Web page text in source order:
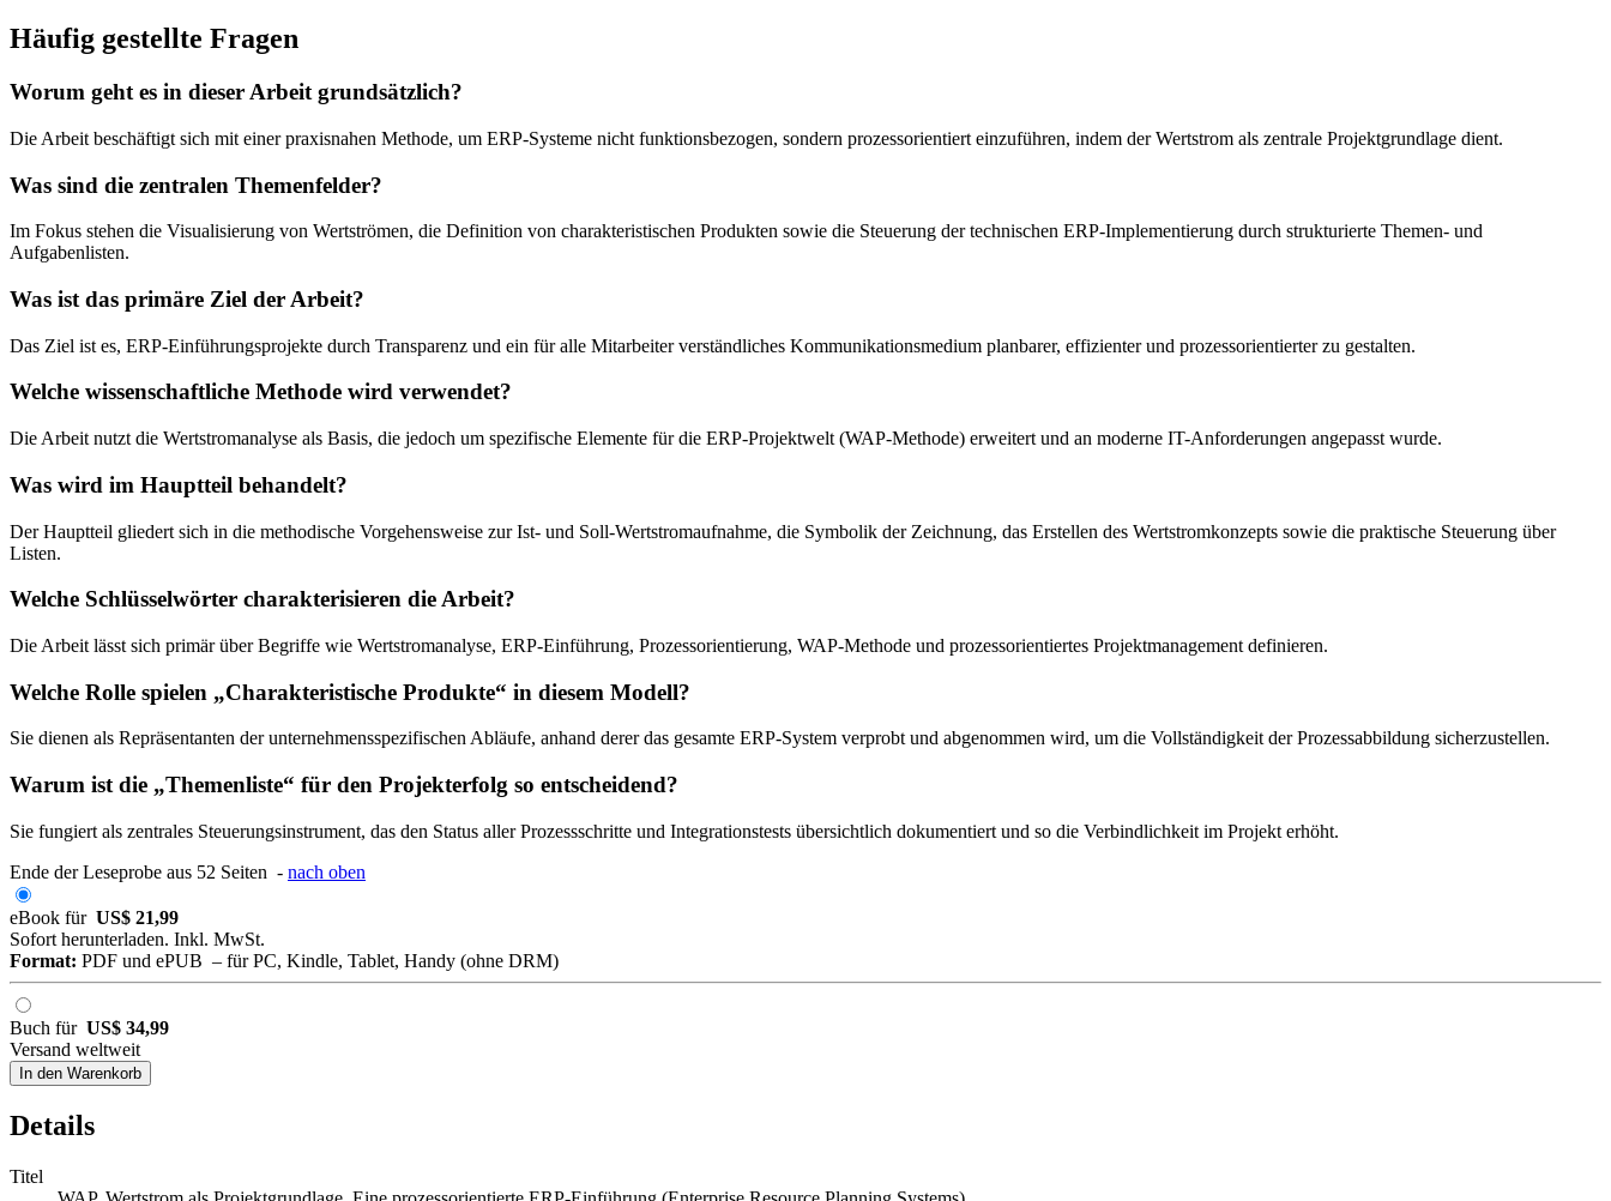
Häufig gestellte Fragen
Worum geht es in dieser Arbeit grundsätzlich?
Die Arbeit beschäftigt sich mit einer praxisnahen Methode, um ERP-Systeme nicht funktionsbezogen, sondern prozessorientiert einzuführen, indem der Wertstrom als zentrale Projektgrundlage dient.
Was sind die zentralen Themenfelder?
Im Fokus stehen die Visualisierung von Wertströmen, die Definition von charakteristischen Produkten sowie die Steuerung der technischen ERP-Implementierung durch strukturierte Themen- und
Aufgabenlisten.
Was ist das primäre Ziel der Arbeit?
Das Ziel ist es, ERP-Einführungsprojekte durch Transparenz und ein für alle Mitarbeiter verständliches Kommunikationsmedium planbarer, effizienter und prozessorientierter zu gestalten.
Welche wissenschaftliche Methode wird verwendet?
Die Arbeit nutzt die Wertstromanalyse als Basis, die jedoch um spezifische Elemente für die ERP-Projektwelt (WAP-Methode) erweitert und an moderne IT-Anforderungen angepasst wurde.
Was wird im Hauptteil behandelt?
Der Hauptteil gliedert sich in die methodische Vorgehensweise zur Ist- und Soll-Wertstromaufnahme, die Symbolik der Zeichnung, das Erstellen des Wertstromkonzepts sowie die praktische Steuerung über
Listen.
Welche Schlüsselwörter charakterisieren die Arbeit?
Die Arbeit lässt sich primär über Begriffe wie Wertstromanalyse, ERP-Einführung, Prozessorientierung, WAP-Methode und prozessorientiertes Projektmanagement definieren.
Welche Rolle spielen „Charakteristische Produkte“ in diesem Modell?
Sie dienen als Repräsentanten der unternehmensspezifischen Abläufe, anhand derer das gesamte ERP-System verprobt und abgenommen wird, um die Vollständigkeit der Prozessabbildung sicherzustellen.
Warum ist die „Themenliste“ für den Projekterfolg so entscheidend?
Sie fungiert als zentrales Steuerungsinstrument, das den Status aller Prozessschritte und Integrationstests übersichtlich dokumentiert und so die Verbindlichkeit im Projekt erhöht.
Ende der Leseprobe aus 52 Seiten - nach oben
eBook für US$ 21,99
Sofort herunterladen. Inkl. MwSt.
Format: PDF und ePUB – für PC, Kindle, Tablet, Handy (ohne DRM)
Buch für US$ 34,99
Versand weltweit
In den Warenkorb
Details
Titel